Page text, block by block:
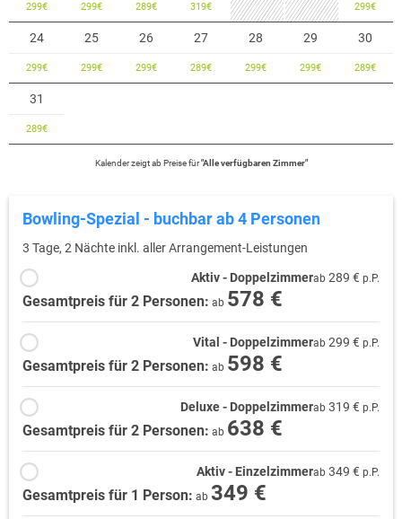
299€ 299€ 289€ 319€ 299€
24
299€
25
299€
26
299€
27
289€
28
299€
29
299€
30
289€
31
289€
Kalender zeigtab Preise für"Alle verfügbaren Zimmer"
Bowling-Spezial - buchbar ab 4 Personen
3 Tage, 2 Nächte inkl. aller Arrangement-Leistungen
Aktiv - Doppelzimmerab 289 € p.P.
Gesamtpreis für 2 Personen: ab 578 €
Vital - Doppelzimmerab 299 € p.P.
Gesamtpreis für 2 Personen: ab 598 €
Deluxe - Doppelzimmerab 319 € p.P.
Gesamtpreis für 2 Personen: ab 638 €
Aktiv - Einzelzimmerab 349 € p.P.
Gesamtpreis für 1 Person: ab 349 €